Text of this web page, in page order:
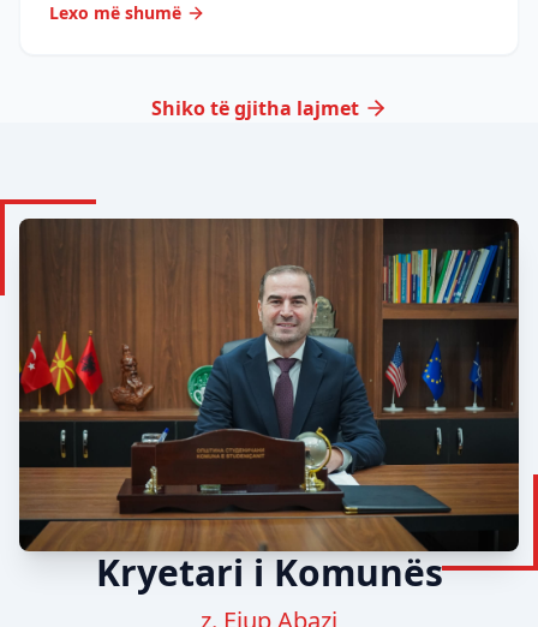
Lexo më shumë
Shiko të gjitha lajmet
Kryetari i Komunës